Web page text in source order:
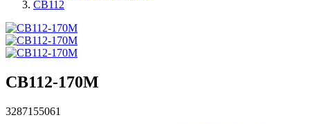
CB112
CB112-170M
3287155061